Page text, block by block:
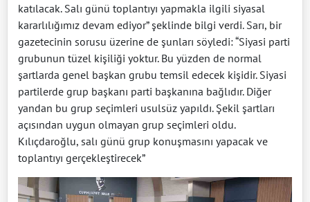
katılacak. Salı günü toplantıyı yapmakla ilgili siyasal
kararlılığımız devam ediyor” şeklinde bilgi verdi. Sarı, bir
gazetecinin sorusu üzerine de şunları söyledi: “Siyasi parti
grubunun tüzel kişiliği yoktur. Bu yüzden de normal
şartlarda genel başkan grubu temsil edecek kişidir. Siyasi
partilerde grup başkanı parti başkanına bağlıdır. Diğer
yandan bu grup seçimleri usulsüz yapıldı. Şekil şartları
açısından uygun olmayan grup seçimleri oldu.
Kılıçdaroğlu, salı günü grup konuşmasını yapacak ve
toplantıyı gerçekleştirecek”